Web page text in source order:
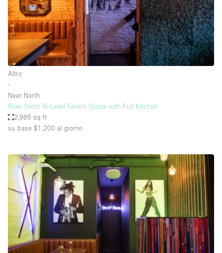
Concierge
Cucina
Elettricità
Esposizione di Automobili
Illuminazione
Impianto audiovisivo
Industriale
Licenza per Liquori
Livello strada
Luce Diurna
Magazzino
Parcheggio privato
Altro
∙
Near North
River North Bi-Level Tavern Space with Full Kitchen
2,986 sq ft
su base $1,200 al giorno